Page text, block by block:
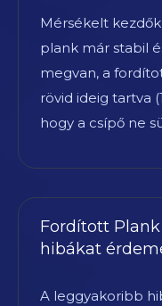
Mérsékelt
plank már stabil
megvan, a
rövid ideig tartva
hogy a csípő ne
Fordított
hibákat
A leggyakoribb